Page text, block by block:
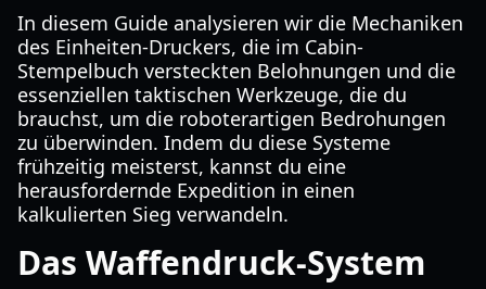
In diesem Guide analysieren wir die Mechaniken
des Einheiten-Druckers, die im Cabin-
Stempelbuch versteckten Belohnungen und die
essenziellen taktischen Werkzeuge, die du
brauchst, um die roboterartigen Bedrohungen
zu überwinden. Indem du diese Systeme
frühzeitig meisterst, kannst du eine
herausfordernde Expedition in einen
kalkulierten Sieg verwandeln.
Das Waffendruck-System